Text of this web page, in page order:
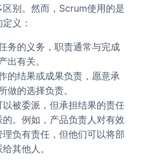
别。然而，Scrum使用的是
义：
务的义务，职责通常与完成
出有关。
的结果或成果负责，愿意承
做的选择负责。
被委派，但承担结果的责任
。例如，产品负责人对有效
负有责任，但他们可以将部
其他人。